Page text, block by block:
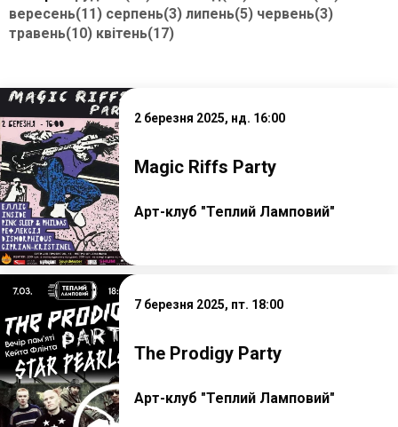
вересень(11) серпень(3) липень(5) червень(3)
травень(10) квітень(17)
2 березня 2025, нд. 16:00
Magic Riffs Party
Арт-клуб "Теплий Ламповий"
7 березня 2025, пт. 18:00
The Prodigy Party
Арт-клуб "Теплий Ламповий"